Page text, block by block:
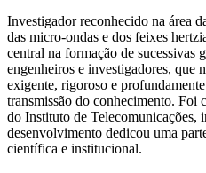
Investigador reconhecido na área
das micro-ondas e dos feixes
central na formação de sucessivas
engenheiros e investigadores, que
exigente, rigoroso e
transmissão do conhecimento. Foi
do Instituto de Telecomunicações,
desenvolvimento dedicou uma
científica e institucional.